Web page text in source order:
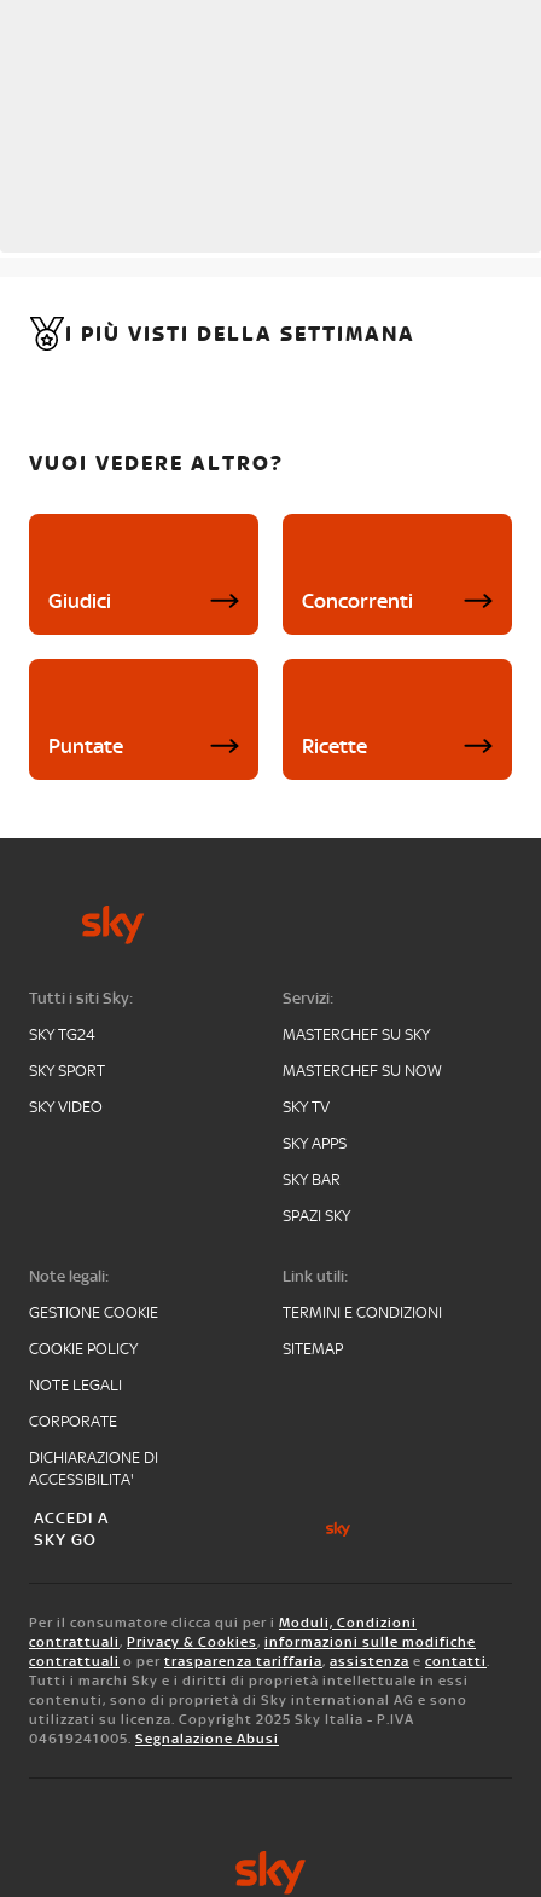
I PIÙ VISTI DELLA SETTIMANA
VUOI VEDERE ALTRO?
Giudici Concorrenti
Puntate Ricette
Tutti i siti Sky:
SKY TG24
SKY SPORT
SKY VIDEO
Servizi:
MASTERCHEF SU SKY
MASTERCHEF SU NOW
SKY TV
SKY APPS
SKY BAR
SPAZI SKY
Note legali:
GESTIONE COOKIE
COOKIE POLICY
NOTE LEGALI
CORPORATE
DICHIARAZIONE DI
ACCESSIBILITA'
Link utili:
TERMINI E CONDIZIONI
SITEMAP
ACCEDI A
SKY GO
Per il consumatore clicca qui per i Moduli, Condizioni
contrattuali, Privacy & Cookies, informazioni sulle modifiche
contrattuali o per trasparenza tariffaria, assistenza e contatti.
Tutti i marchi Sky e i diritti di proprietà intellettuale in essi
contenuti, sono di proprietà di Sky international AG e sono
utilizzati su licenza. Copyright 2025 Sky Italia - P.IVA
04619241005. Segnalazione Abusi